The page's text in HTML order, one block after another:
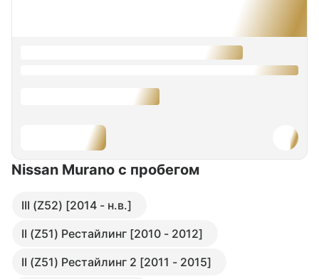
Nissan Murano с пробегом
III (Z52) [2014 - н.в.]
II (Z51) Рестайлинг [2010 - 2012]
II (Z51) Рестайлинг 2 [2011 - 2015]